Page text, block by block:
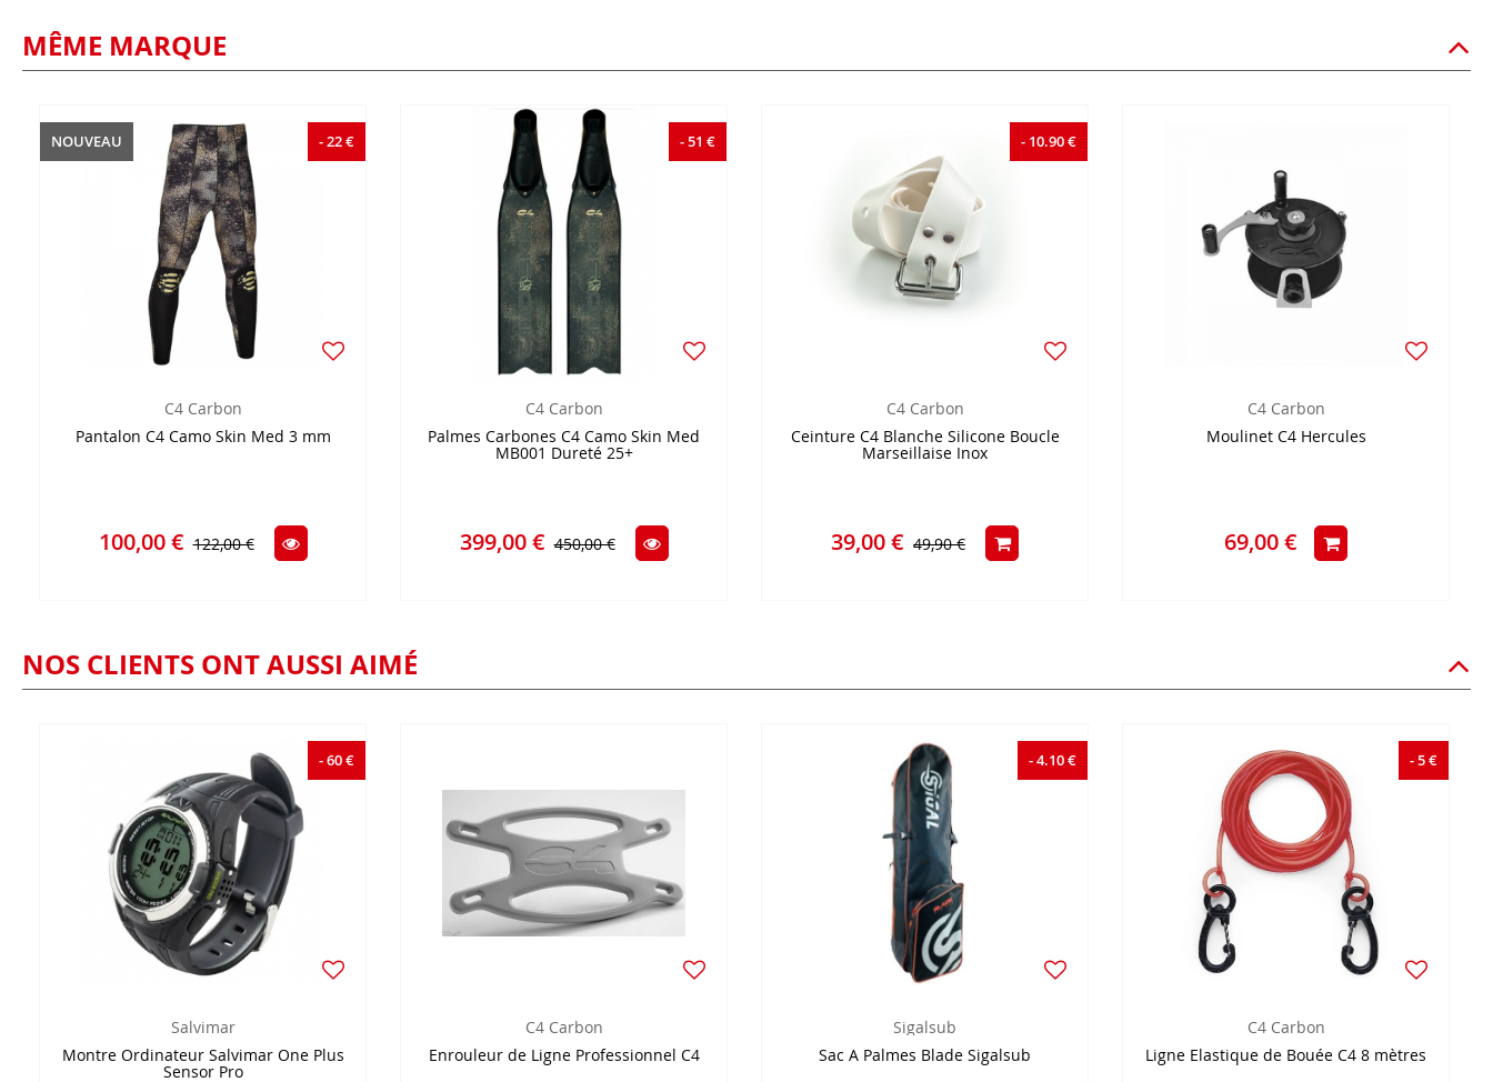
MÊME MARQUE
NOUVEAU - 22 €
C4 Carbon
Pantalon C4 Camo Skin Med 3 mm
100,00 € 122,00 €
- 51 €
C4 Carbon
Palmes Carbones C4 Camo Skin Med
MB001 Dureté 25+
399,00 € 450,00 €
- 10.90 €
C4 Carbon
Ceinture C4 Blanche Silicone Boucle
Marseillaise Inox
39,00 € 49,90 €
C4 Carbon
Moulinet C4 Hercules
69,00 €
NOS CLIENTS ONT AUSSI AIMÉ
- 60 €
Salvimar
Montre Ordinateur Salvimar One Plus
Sensor Pro
C4 Carbon
Enrouleur de Ligne Professionnel C4
- 4.10 €
Sigalsub
Sac A Palmes Blade Sigalsub
- 5 €
C4 Carbon
Ligne Elastique de Bouée C4 8 mètres